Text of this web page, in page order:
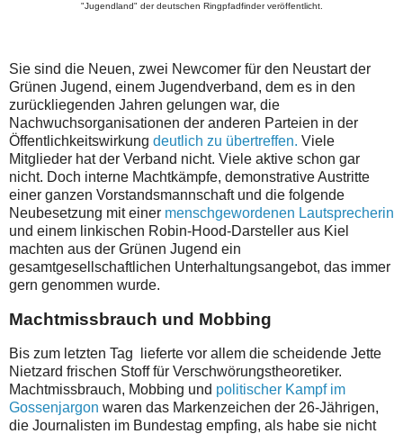
"Jugendland" der deutschen Ringpfadfinder veröffentlicht.
Sie sind die Neuen, zwei Newcomer für den Neustart der
Grünen Jugend, einem Jugendverband, dem es in den
zurückliegenden Jahren gelungen war, die
Nachwuchsorganisationen der anderen Parteien in der
Öffentlichkeitswirkung deutlich zu übertreffen. Viele
Mitglieder hat der Verband nicht. Viele aktive schon gar
nicht. Doch interne Machtkämpfe, demonstrative Austritte
einer ganzen Vorstandsmannschaft und die folgende
Neubesetzung mit einer menschgewordenen Lautsprecherin
und einem linkischen Robin-Hood-Darsteller aus Kiel
machten aus der Grünen Jugend ein
gesamtgesellschaftlichen Unterhaltungsangebot, das immer
gern genommen wurde.
Machtmissbrauch und Mobbing
Bis zum letzten Tag lieferte vor allem die scheidende Jette
Nietzard frischen Stoff für Verschwörungstheoretiker.
Machtmissbrauch, Mobbing und politischer Kampf im
Gossenjargon waren das Markenzeichen der 26-Jährigen,
die Journalisten im Bundestag empfing, als habe sie nicht